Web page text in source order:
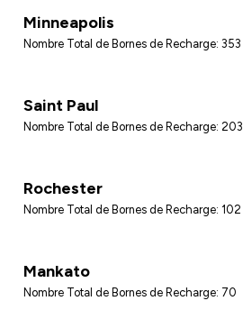
Minneapolis
Nombre Total de Bornes de Recharge: 353
Saint Paul
Nombre Total de Bornes de Recharge: 203
Rochester
Nombre Total de Bornes de Recharge: 102
Mankato
Nombre Total de Bornes de Recharge: 70